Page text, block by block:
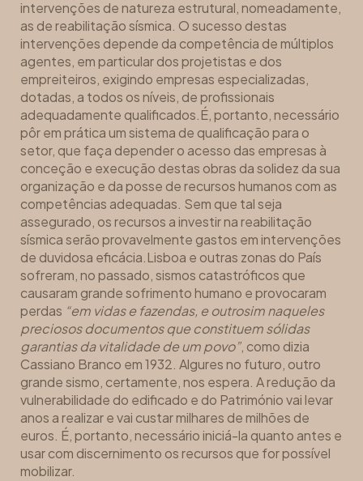
intervenções de natureza estrutural, nomeadamente,
as de reabilitação sísmica. O sucesso destas
intervenções depende da competência de múltiplos
agentes, em particular dos projetistas e dos
empreiteiros, exigindo empresas especializadas,
dotadas, a todos os níveis, de profissionais
adequadamente qualificados.É, portanto, necessário
pôr em prática um sistema de qualificação para o
setor, que faça depender o acesso das empresas à
conceção e execução destas obras da solidez da sua
organização e da posse de recursos humanos com as
competências adequadas. Sem que tal seja
assegurado, os recursos a investir na reabilitação
sísmica serão provavelmente gastos em intervenções
de duvidosa eficácia.Lisboa e outras zonas do País
sofreram, no passado, sismos catastróficos que
causaram grande sofrimento humano e provocaram
perdas “em vidas e fazendas, e outrosim naqueles
preciosos documentos que constituem sólidas
garantias da vitalidade de um povo”, como dizia
Cassiano Branco em 1932. Algures no futuro, outro
grande sismo, certamente, nos espera. A redução da
vulnerabilidade do edificado e do Património vai levar
anos a realizar e vai custar milhares de milhões de
euros. É, portanto, necessário iniciá-la quanto antes e
usar com discernimento os recursos que for possível
mobilizar.